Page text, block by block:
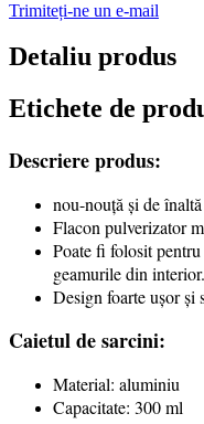
Trimiteți-ne un e-mail
Detaliu produs
Etichete de
Descriere produs:
nou-nouță și de
Flacon pulverizator
Poate fi folosit
geamurile din interior.
Design foarte ușor și
Caietul de sarcini:
Material: aluminiu
Capacitate: 300 ml